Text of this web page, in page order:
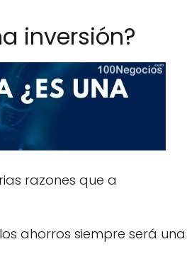
inversión?
razones que a
ahorros siempre será una